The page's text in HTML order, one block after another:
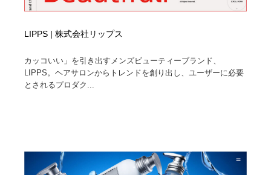
LIPPS | 株式会社リップス
カッコいい」を引き出すメンズビューティーブランド、
LIPPS。ヘアサロンからトレンドを創り出し、ユーザーに必要
とされるプロダク...